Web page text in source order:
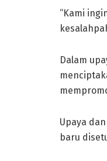
“Kami
Dalam
Upaya
baru